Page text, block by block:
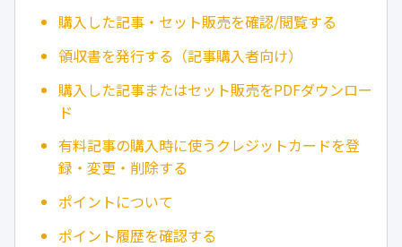
購入した記事・セット販売を確認/閲覧する
領収書を発行する（記事購入者向け）
購入した記事またはセット販売をPDFダウンロー
ド
有料記事の購入時に使うクレジットカードを登
録・変更・削除する
ポイントについて
ポイント履歴を確認する